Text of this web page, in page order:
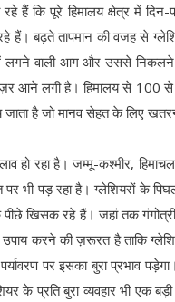
रहे हैं कि पूरे हिमालय क्षेत्र में
बढ़ते तापमान की वजह से
लगने वाली आग और उससे निकलने
आने लगी है। हिमालय से 100 से
है जो मानव सेहत के लिए
हो रहा है। जम्मू-कश्मीर,
पर भी पड़ रहा है। ग्लेशियरों के
खिसक रहे हैं। जहां तक
करने की ज़रूरत है ताकि
पर इसका बुरा प्रभाव पड़ेगा।
के प्रति बुरा व्यवहार भी